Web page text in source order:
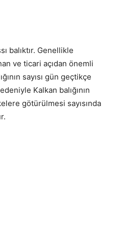
balıktır. Genellikle
ve ticari açıdan önemli
sayısı gün geçtikçe
Kalkan balığının
götürülmesi sayısında